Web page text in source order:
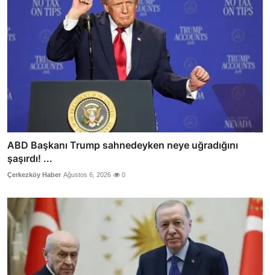
ABD Başkanı Trump sahnedeyken neye uğradığını
şaşırdı! ...
Çerkezköy Haber Ağustos 6, 2026 0